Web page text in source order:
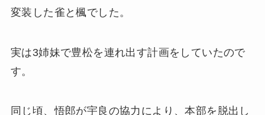
変装した雀と楓でした。
実は3姉妹で豊松を連れ出す計画をしていたので
す。
同じ頃、悟郎が宇良の協力により、本部を脱出し